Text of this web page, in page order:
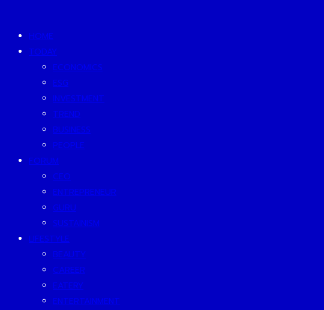
HOME
TODAY
ECONOMICS
ESG
INVESTMENT
TREND
BUSINESS
PEOPLE
FORUM
CEO
ENTREPRENEUR
GURU
SUSTAINISM
LIFESTYLE
BEAUTY
CAREER
EATERY
ENTERTAINMENT